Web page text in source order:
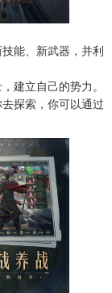
能、新武器，并利
立自己的势力。
探索，你可以通过